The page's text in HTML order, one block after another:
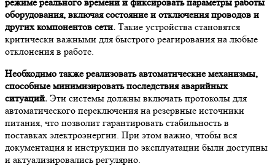
оборудования, включая состояние и отключения проводов и
других компонентов сети. Такие устройства становятся
критически важными для быстрого реагирования на любые
отклонения в работе.
Необходимо также реализовать автоматические механизмы,
способные минимизировать последствия аварийных
ситуаций. Эти системы должны включать протоколы для
автоматического переключения на резервные источники
питания, что позволит гарантировать стабильность в
поставках электроэнергии. При этом важно, чтобы вся
документация и инструкции по эксплуатации были доступны
и актуализировались регулярно.